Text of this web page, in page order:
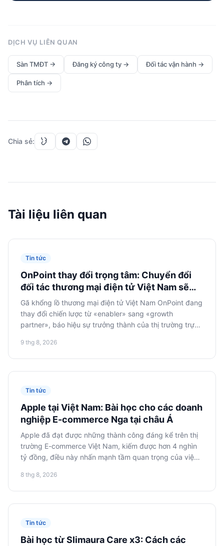
DỊCH VỤ LIÊN QUAN
Sàn TMĐT → Đăng ký công ty → Đối tác vận hành →
Phân tích →
Chia sẻ:
Tài liệu liên quan
Tin tức
OnPoint thay đổi trọng tâm: Chuyển đổi
đối tác thương mại điện tử Việt Nam sẽ
ảnh hưởng đến người bán Nga như thế
nào
Gã khổng lồ thương mại điện tử Việt Nam OnPoint đang
thay đổi chiến lược từ «enabler» sang «growth
partner», báo hiệu sự trưởng thành của thị trường trực
nhà bán lẻ Nga, đòi hỏi sự hợp tác chiến lược sâu sắc
hơn và đầu tư vào tiếp thị địa phương.
9 thg 8, 2026
Tin tức
Apple tại Việt Nam: Bài học cho các doanh
nghiệp E-commerce Nga tại châu Á
Apple đã đạt được những thành công đáng kể trên thị
trường E-commerce Việt Nam, kiếm được hơn 4 nghìn
tỷ đồng, điều này nhấn mạnh tầm quan trọng của việc
phương đối với các công ty Nga đang tìm cách mở
rộng sang châu Á.
8 thg 8, 2026
Tin tức
Bài học từ Slimaura Care x3: Cách các